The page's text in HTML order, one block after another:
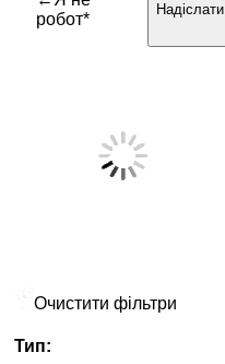
робот*
Надіслати
Очистити фільтри
Тип: